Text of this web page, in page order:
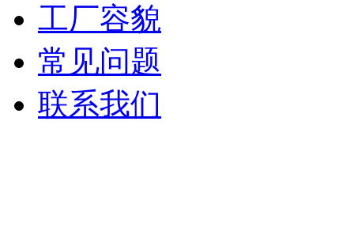
工厂容貌
常见问题
联系我们